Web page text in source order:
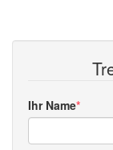
Ihr Name